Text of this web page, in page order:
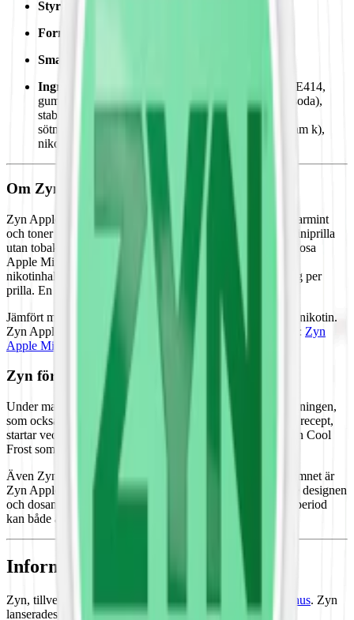
Styrka
Format/storlek:
Smak:
Ingredienser:
fyllnadsmedel (E460, cellulosa samt E414,
gummi arabicum), surhetsreglerande medel (E500, soda),
stabiliseringsmedel (E463, hydroxipropylcellulosa),
sötningsmedel (E965, maltitoler samt E950, acesulfam k),
nikotin och aromer.
Om Zyn Apple Mint Mini 2
Zyn Apple Mint har en smak av gröna äpplen, fräsch pepparmint
och toner av spearmint. Små prillor med låg nikotinhalt. Miniprilla
utan tobak som varken rinner eller syns under läppen. En dosa
Apple Mint Mini innehåller 20 prillor à 0,4 g. Den låga
nikotinhalten, 0,75%, ger ett nikotininnehåll på endast 3 mg per
prilla. En dosa innehåller totalt 60 mg nikotin.
Jämfört med andra tobaksfria snus är denna mild avseende nikotin.
Zyn Apple Mint finns också i en större och starkare variant: Zyn
Apple Mint Stark
Zyn förnyar hela sortimentet våren 2025
Under maj 2025 får alla Zyn-dosor ett nytt utseende. Utrullningen,
som också omfattar nya namn samt på vissa produkter nytt recept,
startar vecka 18. Exempel på Zyn som får nytt namn är Zyn Cool
Frost som byter namn till Zyn Cool Mint.
Även Zyn Apple Mint Mini Dry 2 byter namn. Det nya namnet är
Zyn Apple Mint Mini 2. Nedan till vänster ser du den äldre designen
och dosan, till höger den nya. Under en kortare övergångsperiod
kan både äldre och ny design förekomma hos Snuset.se.
Information om varumärket Zyn
Zyn, tillverkat av Swedish Match, är pionjären inom vitt snus. Zyn
lanserades i USA 2014.Zyn snusblivit populärt med sina